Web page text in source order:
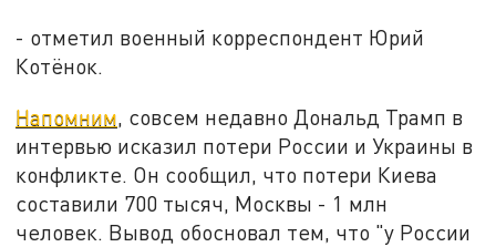
- отметил военный корреспондент Юрий
Котёнок.
Напомним, совсем недавно Дональд Трамп в
интервью исказил потери России и Украины в
конфликте. Он сообщил, что потери Киева
составили 700 тысяч, Москвы - 1 млн
человек. Вывод обосновал тем, что "у России